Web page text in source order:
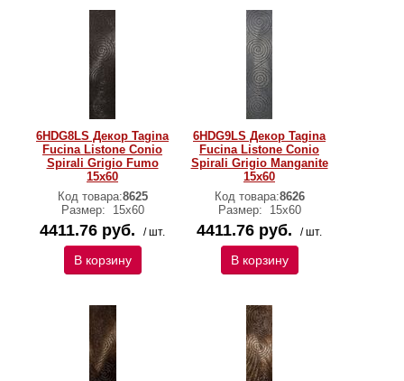
6HDG8LS Декор Tagina
Fucina Listone Conio
Spirali Grigio Fumo
15x60
Код товара:8625
Размер:
15x60
4411.76 руб. / шт.
В корзину
6HDG9LS Декор Tagina
Fucina Listone Conio
Spirali Grigio Manganite
15x60
Код товара:8626
Размер:
15x60
4411.76 руб. / шт.
В корзину